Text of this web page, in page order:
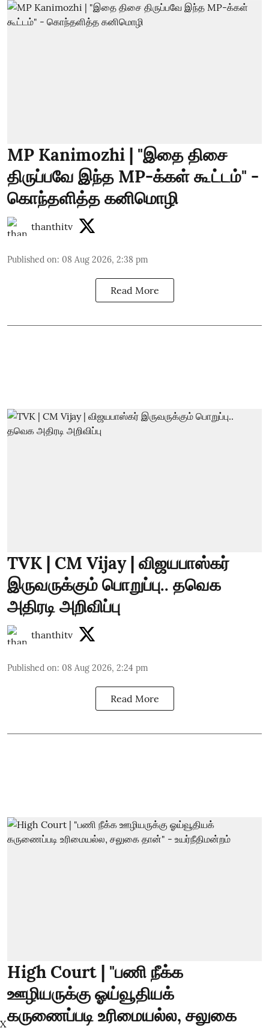
MP Kanimozhi | "இதை திசை
திருப்பவே இந்த MP-க்கள் கூட்டம்" -
கொந்தளித்த கனிமொழி
thanthitv
Published on: 08 Aug 2026, 2:38 pm
Read More
TVK | CM Vijay | விஜயபாஸ்கர்
இருவருக்கும் பொறுப்பு.. தவெக
அதிரடி அறிவிப்பு
thanthitv
Published on: 08 Aug 2026, 2:24 pm
Read More
High Court | "பணி நீக்க
ஊழியருக்கு ஓய்வூதியக்
கருணைப்படி உரிமையல்ல, சலுகை
X